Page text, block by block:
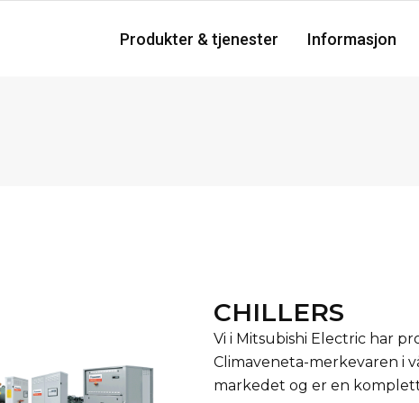
Produkter & tjenester Informasjon
CHILLERS
Vi i Mitsubishi Electric har
Climaveneta-merkevaren i
markedet og er en